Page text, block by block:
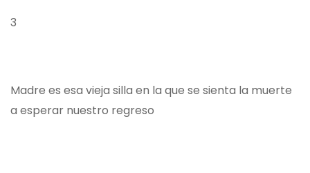
3
Madre es esa vieja silla en la que se sienta la muerte
a esperar nuestro regreso